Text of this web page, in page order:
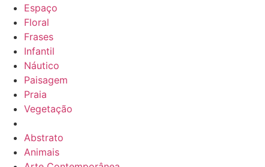
Espaço
Floral
Frases
Infantil
Náutico
Paisagem
Praia
Vegetação
Abstrato
Animais